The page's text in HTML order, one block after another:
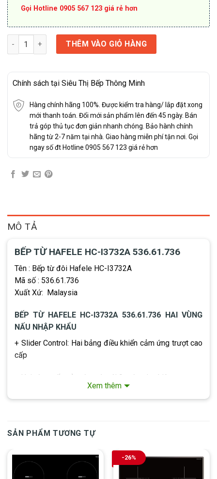
Gọi Hotline 0905 567 123 giá rẻ hơn
Bếp Hafele 2 vùng nấu từ HC-I3732A 536.61.736 số lượng
THÊM VÀO GIỎ HÀNG
Chính sách tại Siêu Thị Bếp Thông Minh
Hàng chính hãng 100%. Được kiểm tra hàng/ lắp đặt xong
mới thanh toán. Đổi mới sản phẩm lên đến 45 ngày. Bán
trả góp thủ tục đơn giản nhanh chóng. Bảo hành chính
hãng từ 2-7 năm tại nhà. Giao hàng miễn phí tận nơi. Gọi
ngay số đt Hotline 0905 567 123 giá rẻ hơn
MÔ TẢ
BẾP TỪ HAFELE HC-I3732A 536.61.736
Tên : Bếp từ đôi Hafele HC-I3732A
Mã số : 536.61.736
Xuất Xứ: Malaysia
BẾP TỪ HAFELE HC-I3732A 536.61.736 HAI VÙNG
NẤU NHẬP KHẨU
+ Slider Control: Hai bảng điều khiển cảm ứng trượt cao
cấp
+ Hai vùng nấu cảm ứng từ với 9 mức gia nhiệt
+ Booter: Chức năng gia nhiệt nhanh tăng công suất lên
+ Chức năng an toàn khi tràn (tự động tắt bếp)
+ Công nghệ tiết kiệm năng lượng hiệu quả Inverter
Xem thêm
SẢN PHẨM TƯƠNG TỰ
-26%